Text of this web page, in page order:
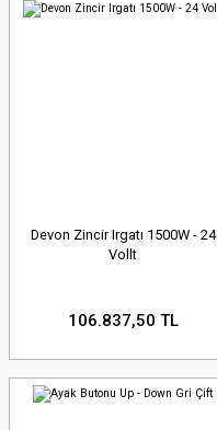
Devon Zincir Irgatı 1500W - 24
Vollt
106.837,50 TL